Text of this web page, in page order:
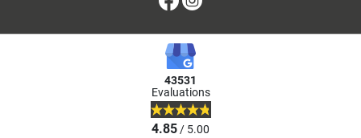
43531
Evaluations
4.85/ 5.00